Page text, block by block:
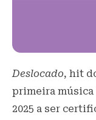
Deslocado, hit
primeira
2025 a ser